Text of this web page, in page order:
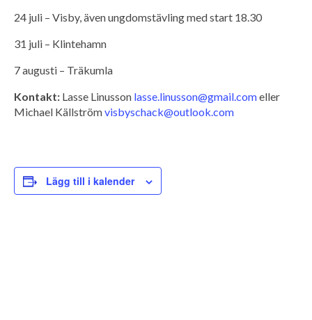
24 juli – Visby, även ungdomstävling med start 18.30
31 juli – Klintehamn
7 augusti – Träkumla
Kontakt: Lasse Linusson lasse.linusson@gmail.comeller
Michael Källströmvisbyschack@outlook.com
Lägg till i kalender